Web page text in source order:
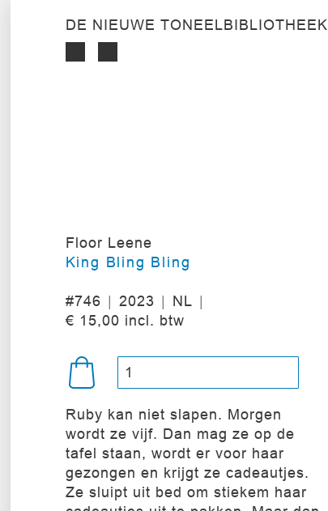
DE NIEUWE TONEELBIBLIOTHEEK
Floor Leene
King Bling Bling
#746 2023
NL
€ 15,00 incl. btw
Ruby kan niet slapen. Morgen
wordt ze vijf. Dan mag ze op de
tafel staan, wordt er voor haar
gezongen en krijgt ze cadeautjes.
Ze sluipt uit bed om stiekem haar